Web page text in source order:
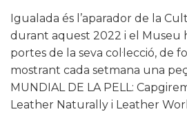
Igualada és l’aparador de la
durant aquest 2022 i el Museu
portes de la seva col·lecció, de
mostrant cada setmana una
MUNDIAL DE LA PELL:
Leather Naturally i Leather